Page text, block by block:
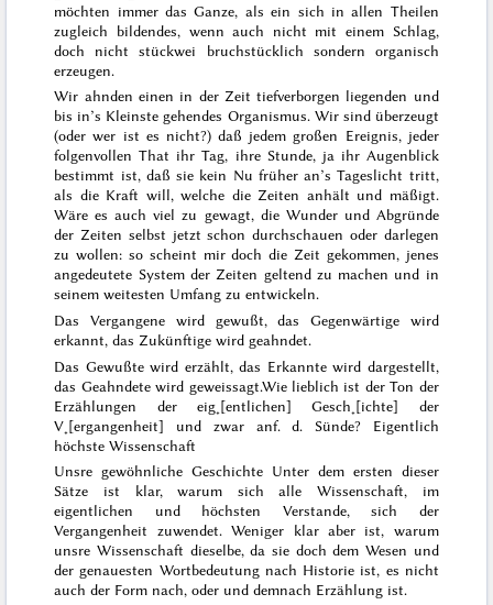
möchten immer das Ganze, als ein sich in allen Theilen
zugleich bildendes, wenn auch nicht mit einem Schlag,
doch nichtstückwei bruchstücklich sondern organisch
erzeugen.
Wir ahnden einen in der Zeit tiefverborgen liegenden und
bis in’s Kleinste gehendes Organismus. Wir sind überzeugt
(oder wer ist es nicht?) daß jedem großen Ereignis, jeder
folgenvollen That ihr Tag, ihre Stunde, ja ihr Augenblick
bestimmt ist, daß sie kein Nu früher an’s Tageslicht tritt,
als die Kraft will, welche die Zeiten anhält und mäßigt.
Wäre es auch viel zu gewagt, die Wunder und Abgründe
der Zeiten selbst jetzt schon durchschauen oder darlegen
zu wollen: so scheint mir doch die Zeit gekommen, jenes
angedeutete System der Zeiten geltend zu machen und in
seinem weitesten Umfang zu entwickeln.
Das Vergangene wird gewußt, das Gegenwärtige wird
erkannt, das Zukünftige wird geahndet.
Das Gewußte wird erzählt, das Erkannte wird dargestellt,
das Geahndete wird geweissagt.Wie lieblich ist der Ton der
Erzählungen der eig˖[entlichen] Gesch˖[ichte] der
V˖[ergangenheit] und zwar anf. d. Sünde? Eigentlich
höchste Wissenschaft
Unsre gewöhnliche Geschichte Unter dem ersten dieser
Sätze ist klar, warum sich alle Wissenschaft, im
eigentlichen und höchsten Verstande, sich der
Vergangenheit zuwendet. Weniger klar aber ist, warum
unsre Wissenschaft dieselbe, da sie doch dem Wesen und
der genauesten Wortbedeutung nach Historie ist, es nicht
auch der Form nach, oder und demnach Erzählung ist.